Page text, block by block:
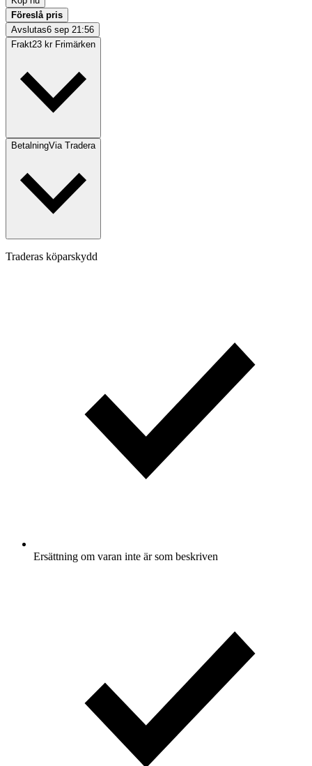
Föreslå pris
Avslutas6 sep 21:56
Frakt23 kr Frimärken
BetalningVia Tradera
Traderas köparskydd
Ersättning om varan inte är som beskriven